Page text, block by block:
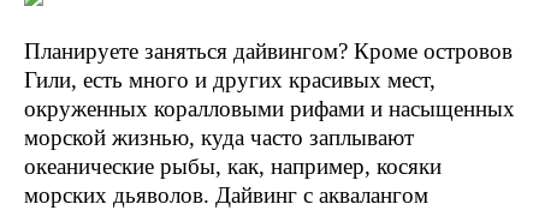
Планируете заняться дайвингом? Кроме островов
Гили, есть много и других красивых мест,
окруженных коралловыми рифами и насыщенных
морской жизнью, куда часто заплывают
океанические рыбы, как, например, косяки
морских дьяволов. Дайвинг с аквалангом